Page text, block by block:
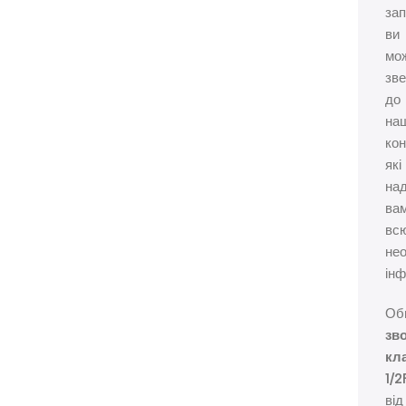
ви
до
які
1/
від